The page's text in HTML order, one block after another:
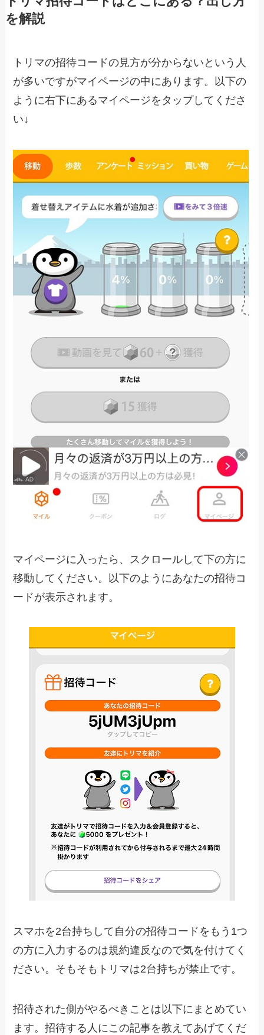
を解説
トリマの招待コードの見方が分からないという人
が多いですがマイページの中にあります。以下の
ように右下にあるマイページをタップしてくださ
い↓
マイページに入ったら、スクロールして下の方に
移動してください。以下のようにあなたの招待コ
ードが表示されます。
スマホを2台持ちして自分の招待コードをもう1つ
の方に入力するのは規約違反なので気を付けてく
ださい。そもそもトリマは2台持ちが禁止です。
招待された側がやるべきことは以下にまとめてい
ます。招待する人にこの記事を教えてあげてくだ